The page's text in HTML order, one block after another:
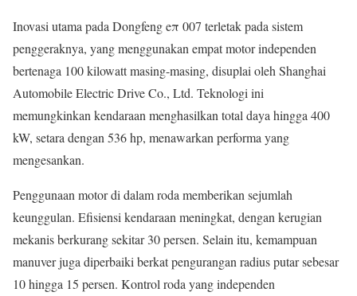
Inovasi utama pada Dongfeng eπ 007 terletak pada sistem
penggeraknya, yang menggunakan empat motor independen
bertenaga 100 kilowatt masing-masing, disuplai oleh Shanghai
Automobile Electric Drive Co., Ltd. Teknologi ini
memungkinkan kendaraan menghasilkan total daya hingga 400
kW, setara dengan 536 hp, menawarkan performa yang
mengesankan.
Penggunaan motor di dalam roda memberikan sejumlah
keunggulan. Efisiensi kendaraan meningkat, dengan kerugian
mekanis berkurang sekitar 30 persen. Selain itu, kemampuan
manuver juga diperbaiki berkat pengurangan radius putar sebesar
10 hingga 15 persen. Kontrol roda yang independen